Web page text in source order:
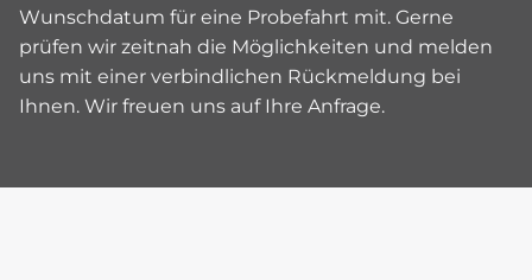
Wunschdatum für eine Probefahrt mit. Gerne
prüfen wir zeitnah die Möglichkeiten und melden
uns mit einer verbindlichen Rückmeldung bei
Ihnen. Wir freuen uns auf Ihre Anfrage.